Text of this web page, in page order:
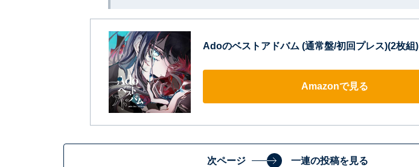
Adoのベストアドバム (通常盤/初回プレス)(2枚組)
Amazonで見る
次ページ 一連の投稿を見る